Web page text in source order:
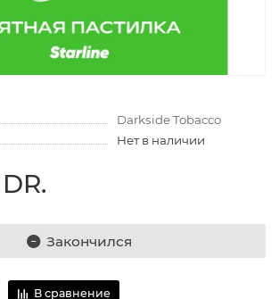
Darkside Tobacco
Нет в наличии
Закончился
В сравнение